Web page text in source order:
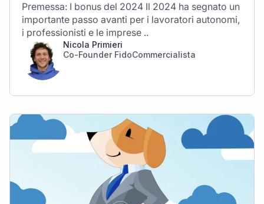
Premessa: I bonus del 2024 Il 2024 ha segnato un
importante passo avanti per i lavoratori autonomi,
i professionisti e le imprese ..
Nicola Primieri
Co-Founder FidoCommercialista